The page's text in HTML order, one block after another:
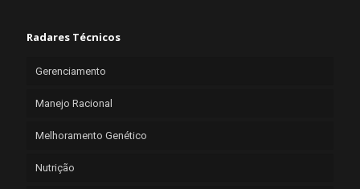
Radares Técnicos
Gerenciamento
Manejo Racional
Melhoramento Genético
Nutrição